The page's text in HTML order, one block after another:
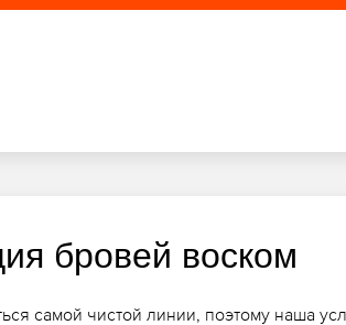
бровей воском
самой чистой линии, поэтому наша